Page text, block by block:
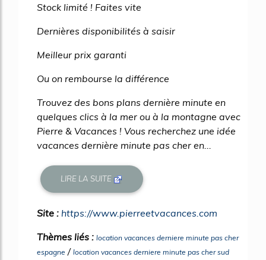
Stock limité ! Faites vite
Dernières disponibilités à saisir
Meilleur prix garanti
Ou on rembourse la différence
Trouvez des bons plans dernière minute en
quelques clics à la mer ou à la montagne avec
Pierre & Vacances ! Vous recherchez une idée
vacances dernière minute pas cher en...
LIRE LA SUITE
Site : https://www.pierreetvacances.com
Thèmes liés : location vacances derniere minute pas cher
espagne / location vacances derniere minute pas cher sud